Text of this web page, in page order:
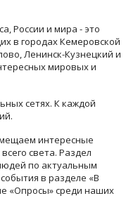
России и мира - это
в городах Кемеровской
Ленинск-Кузнецкий и
мировых и
сетях. К каждой
интересные
света. Раздел
по актуальным
в разделе «В
«Опросы» среди наших